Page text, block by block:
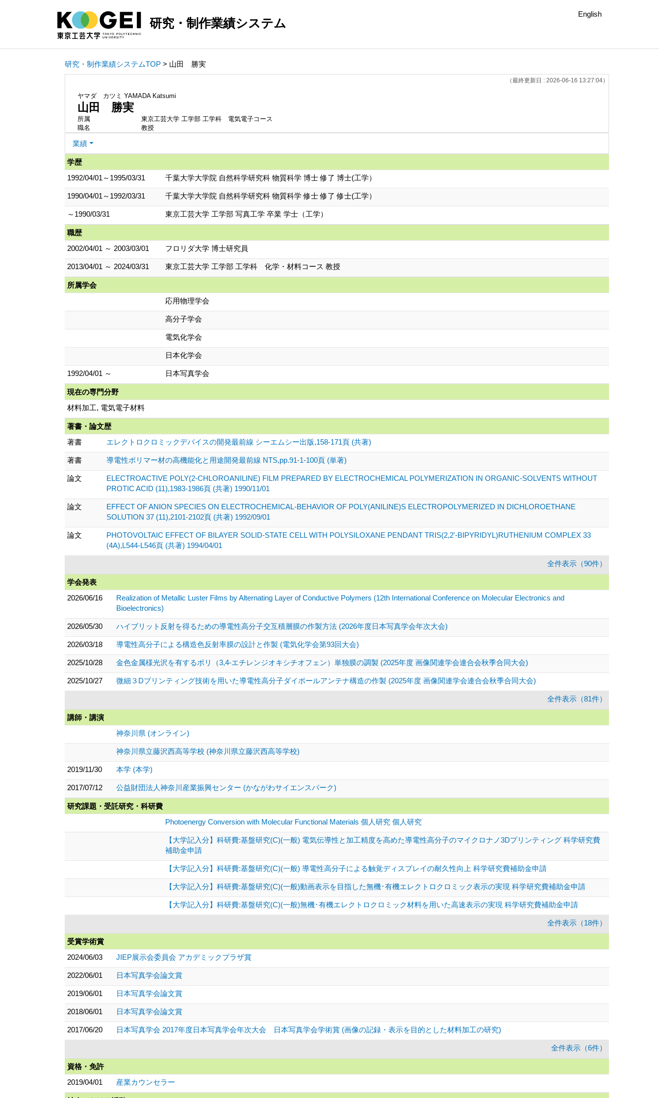
研究・制作業績システム
English
研究・制作業績システムTOP > 山田 勝実
（最終更新日 : 2026-06-16 13:27:04）
ヤマダ カツミ YAMADA Katsumi
山田 勝実
所属
東京工芸大学 工学部 工学科 電気電子コース
職名
教授
業績
学歴
1992/04/01～1995/03/31
千葉大学大学院 自然科学研究科 物質科学 博士 修了 博士(工学）
1990/04/01～1992/03/31 千葉大学大学院 自然科学研究科 物質科学 修士 修了 修士(工学）
～1990/03/31 東京工芸大学 工学部 写真工学 卒業 学士（工学）
職歴
2002/04/01 ～ 2003/03/01
フロリダ大学 博士研究員
2013/04/01 ～ 2024/03/31 東京工芸大学 工学部 工学科 化学・材料コース 教授
所属学会
応用物理学会
高分子学会
電気化学会
日本化学会
1992/04/01 ～ 日本写真学会
現在の専門分野
材料加工, 電気電子材料
著書・論文歴
著書
エレクトロクロミックデバイスの開発最前線 シーエムシー出版,158-171頁 (共著)
著書 導電性ポリマー材の高機能化と用途開発最前線 NTS,pp.91-1-100頁 (単著)
論文
ELECTROACTIVE POLY(2-CHLOROANILINE) FILM PREPARED BY ELECTROCHEMICAL POLYMERIZATION IN ORGANIC-SOLVENTS WITHOUT
PROTIC ACID (11),1983-1986頁 (共著) 1990/11/01
論文
EFFECT OF ANION SPECIES ON ELECTROCHEMICAL-BEHAVIOR OF POLY(ANILINE)S ELECTROPOLYMERIZED IN DICHLOROETHANE
SOLUTION 37 (11),2101-2102頁 (共著) 1992/09/01
論文
PHOTOVOLTAIC EFFECT OF BILAYER SOLID-STATE CELL WITH POLYSILOXANE PENDANT TRIS(2,2'-BIPYRIDYL)RUTHENIUM COMPLEX 33
(4A),L544-L546頁 (共著) 1994/04/01
全件表示（90件）
学会発表
2026/06/16
Realization of Metallic Luster Films by Alternating Layer of Conductive Polymers (12th International Conference on Molecular Electronics and
Bioelectronics)
2026/05/30 ハイブリット反射を得るための導電性高分子交互積層膜の作製方法 (2026年度日本写真学会年次大会)
2026/03/18 導電性高分子による構造色反射率膜の設計と作製 (電気化学会第93回大会)
2025/10/28 金色金属様光沢を有するポリ（3,4-エチレンジオキシチオフェン）単独膜の調製 (2025年度 画像関連学会連合会秋季合同大会)
2025/10/27 微細３Dプリンティング技術を用いた導電性高分子ダイポールアンテナ構造の作製 (2025年度 画像関連学会連合会秋季合同大会)
全件表示（81件）
講師・講演
神奈川県 (オンライン)
神奈川県立藤沢西高等学校 (神奈川県立藤沢西高等学校)
2019/11/30 本学 (本学)
2017/07/12 公益財団法人神奈川産業振興センター (かながわサイエンスパーク)
研究課題・受託研究・科研費
Photoenergy Conversion with Molecular Functional Materials 個人研究 個人研究
【大学記入分】科研費:基盤研究(C)(一般) 電気伝導性と加工精度を高めた導電性高分子のマイクロナノ3Dプリンティング 科学研究費
補助金申請
【大学記入分】科研費:基盤研究(C)(一般) 導電性高分子による触覚ディスプレイの耐久性向上 科学研究費補助金申請
【大学記入分】科研費:基盤研究(C)(一般)動画表示を目指した無機･有機エレクトロクロミック表示の実現 科学研究費補助金申請
【大学記入分】科研費:基盤研究(C)(一般)無機･有機エレクトロクロミック材料を用いた高速表示の実現 科学研究費補助金申請
全件表示（18件）
受賞学術賞
2024/06/03
JIEP展示会委員会 アカデミックプラザ賞
2022/06/01 日本写真学会論文賞
2019/06/01 日本写真学会論文賞
2018/06/01 日本写真学会論文賞
2017/06/20 日本写真学会 2017年度日本写真学会年次大会 日本写真学会学術賞 (画像の記録・表示を目的とした材料加工の研究)
全件表示（6件）
資格・免許
2019/04/01
産業カウンセラー